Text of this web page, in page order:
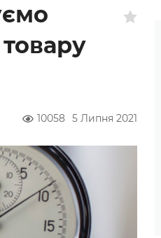
10058 5 Липня 2021